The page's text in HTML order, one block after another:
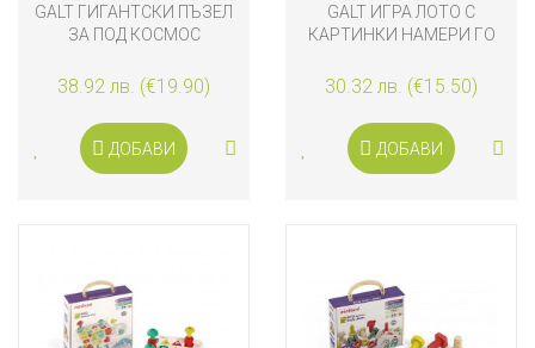
GALT ГИГАНТСКИ ПЪЗЕЛ
ЗА ПОД КОСМОС
38.92 лв. (€19.90)
ДОБАВИ
GALT ИГРА ЛОТО С
КАРТИНКИ НАМЕРИ ГО
30.32 лв. (€15.50)
ДОБАВИ